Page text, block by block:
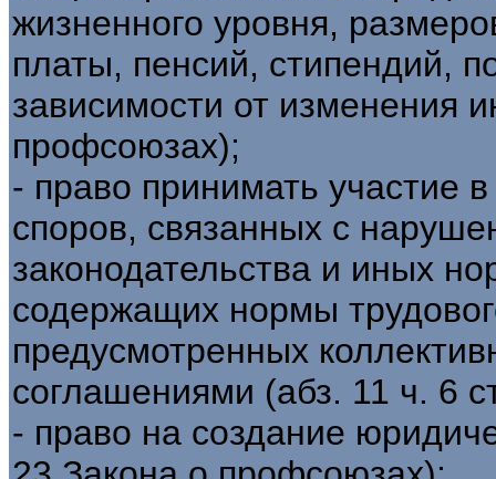
жизненного уровня,
платы, пенсий, стипендий,
зависимости от изменения
профсоюзах);
- право принимать участие
споров, связанных с
законодательства и иных
содержащих нормы
предусмотренных
соглашениями (абз. 11 ч. 6
- право на создание